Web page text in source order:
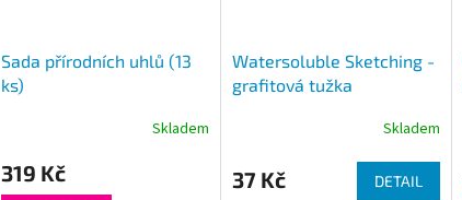
Sada přírodních uhlů (13
ks)
Skladem
319 Kč
Watersoluble Sketching -
grafitová tužka
Skladem
37 Kč DETAIL